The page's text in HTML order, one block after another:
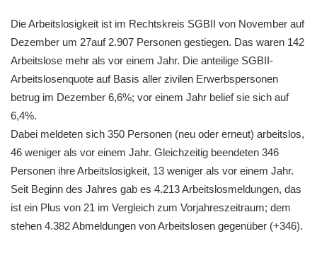
Die Arbeitslosigkeit ist im Rechtskreis SGBII von November auf
Dezember um 27auf 2.907 Personen gestiegen. Das waren 142
Arbeitslose mehr als vor einem Jahr. Die anteilige SGBII-
Arbeitslosenquote auf Basis aller zivilen Erwerbspersonen
betrug im Dezember 6,6%; vor einem Jahr belief sie sich auf
6,4%.
Dabei meldeten sich 350 Personen (neu oder erneut) arbeitslos,
46 weniger als vor einem Jahr. Gleichzeitig beendeten 346
Personen ihre Arbeitslosigkeit, 13 weniger als vor einem Jahr.
Seit Beginn des Jahres gab es 4.213 Arbeitslosmeldungen, das
ist ein Plus von 21 im Vergleich zum Vorjahreszeitraum; dem
stehen 4.382 Abmeldungen von Arbeitslosen gegenüber (+346).